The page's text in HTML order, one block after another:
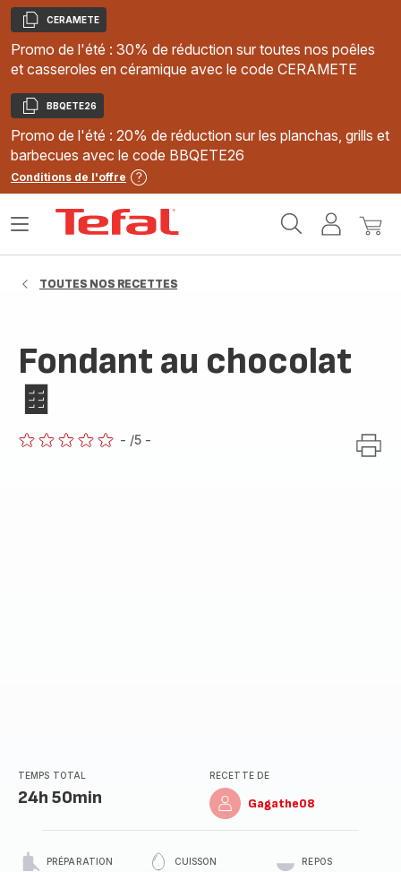
Copier
CERAMETE
Promo de l'été : 30% de réduction sur toutes nos poêles
et casseroles en céramique avec le code CERAMETE
Copier
BBQETE26
Promo de l'été : 20% de réduction sur les planchas, grills et
barbecues avec le code BBQETE26
Conditions de l'offre
MonMon
Ouvrir
TOUTES NOS RECETTES
Fondant au chocolat
🍫
- /5 -
TEMPS TOTAL
24h 50min
RECETTE DE
Gagathe08
PRÉPARATION CUISSON REPOS